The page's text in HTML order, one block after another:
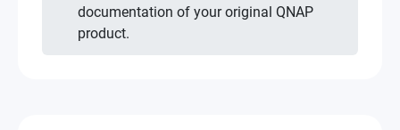
documentation of your original QNAP
product.